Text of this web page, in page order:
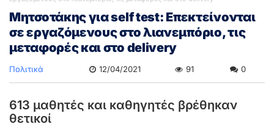
Μητσοτάκης για self test: Επεκτείνονται
σε εργαζόμενους στο λιανεμπόριο, τις
μεταφορές και στο delivery
Πολιτικά 12/04/2021 91 0
613 μαθητές και καθηγητές βρέθηκαν
θετικοί